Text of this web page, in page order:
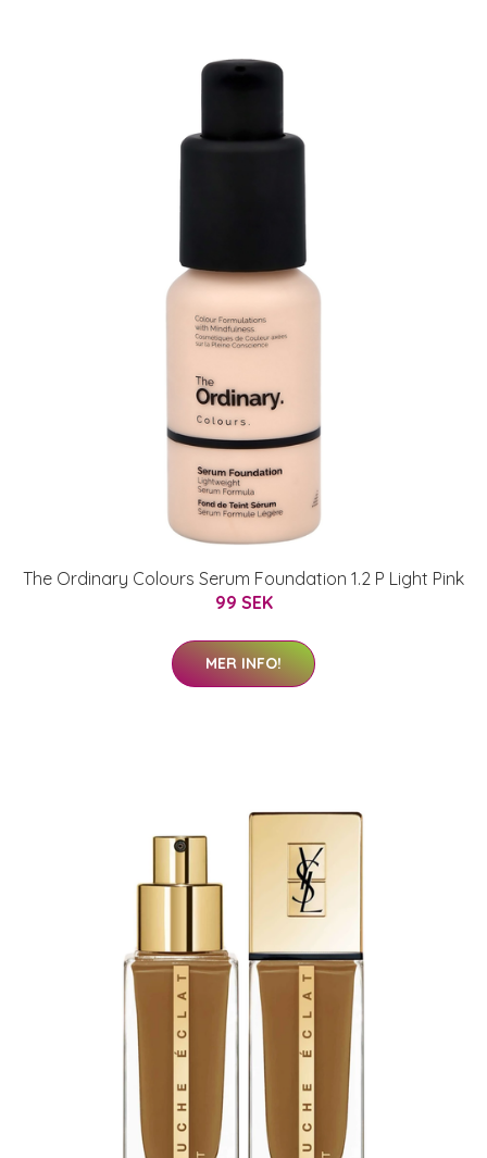
The Ordinary Colours Serum Foundation 1.2 P Light Pink
99 SEK
MER INFO!